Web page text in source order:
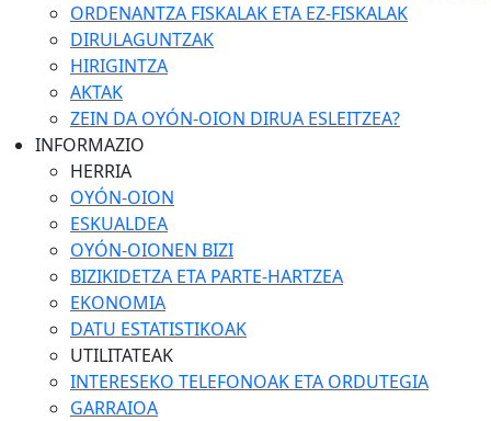
ORDENANTZA FISKALAK ETA EZ-FISKALAK
DIRULAGUNTZAK
HIRIGINTZA
AKTAK
ZEIN DA OYÓN-OION DIRUA ESLEITZEA?
INFORMAZIO
HERRIA
OYÓN-OION
ESKUALDEA
OYÓN-OIONEN BIZI
BIZIKIDETZA ETA PARTE-HARTZEA
EKONOMIA
DATU ESTATISTIKOAK
UTILITATEAK
INTERESEKO TELEFONOAK ETA ORDUTEGIA
GARRAIOA